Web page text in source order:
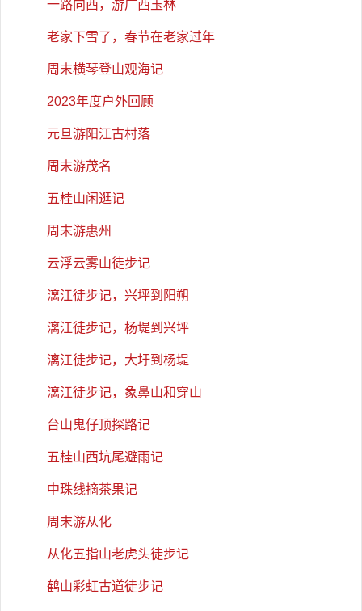
一路向西，游广西玉林
老家下雪了，春节在老家过年
周末横琴登山观海记
2023年度户外回顾
元旦游阳江古村落
周末游茂名
五桂山闲逛记
周末游惠州
云浮云雾山徒步记
漓江徒步记，兴坪到阳朔
漓江徒步记，杨堤到兴坪
漓江徒步记，大圩到杨堤
漓江徒步记，象鼻山和穿山
台山鬼仔顶探路记
五桂山西坑尾避雨记
中珠线摘茶果记
周末游从化
从化五指山老虎头徒步记
鹤山彩虹古道徒步记